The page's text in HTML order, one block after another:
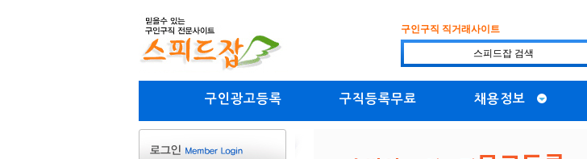
구인구직 직거래사이트
구인광고등록 구직등록무료 채용정보